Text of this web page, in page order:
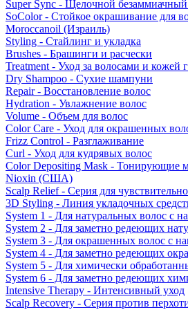
Super Sync - Щелочной безаммиачный
SoColor - Стойкое окрашивание для
Moroccanoil (Израиль)
Styling - Стайлинг и укладка
Brushes - Брашинги и расчески
Treatment - Уход за волосами и кожей
Dry Shampoo - Сухие шампуни
Repair - Восстановление волос
Hydration - Увлажнение волос
Volume - Объем для волос
Color Care - Уход для окрашенных
Frizz Control - Разглаживание
Curl - Уход для кудрявых волос
Color Depositing Mask - Тонирующие
Nioxin (США)
Scalp Relief - Серия для
3D Styling - Линия укладочных
System 1 - Для натуральных волос с
System 2 - Для заметно редеющих
System 3 - Для окрашенных волос с
System 4 - Для заметно редеющих
System 5 - Для химически
System 6 - Для заметно редеющих
Intensive Therapy - Интенсивный уход
Scalp Recovery - Серия против